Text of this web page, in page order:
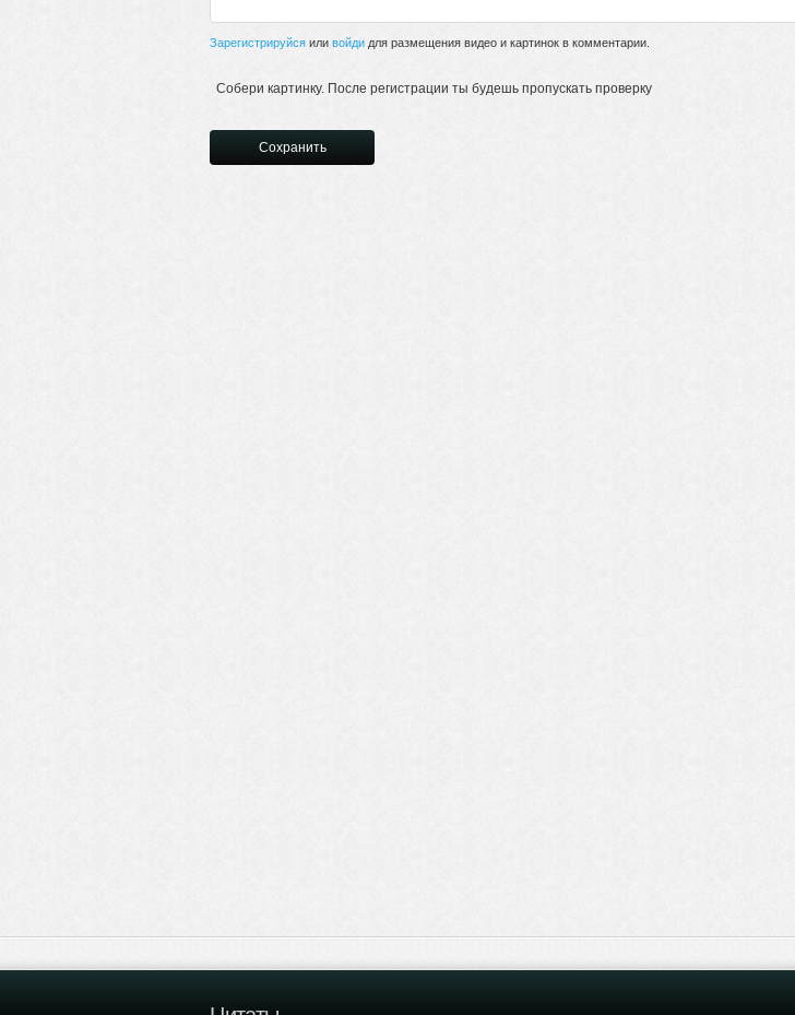
Зарегистрируйся или войди для размещения видео и картинок в комментарии.
Собери картинку. После регистрации ты будешь пропускать проверку